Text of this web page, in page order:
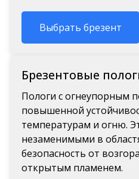
Выбрать брезент
Брезентовые
Пологи с огнеупорным
повышенной
температурам и огню.
незаменимыми в
безопасность от
открытым пламенем.